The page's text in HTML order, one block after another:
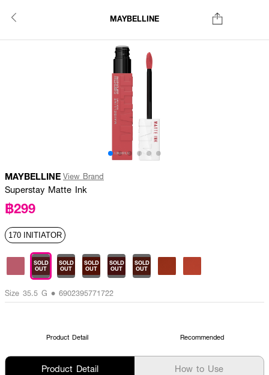
MAYBELLINE
MAYBELLINE View Brand
Superstay Matte Ink
฿299
170 INITIATOR
SOLD
OUT
SOLD
OUT
SOLD
OUT
SOLD
OUT
SOLD
OUT
Size 35.5 G • 6902395771722
Product Detail Recommended
Product Detail How to Use